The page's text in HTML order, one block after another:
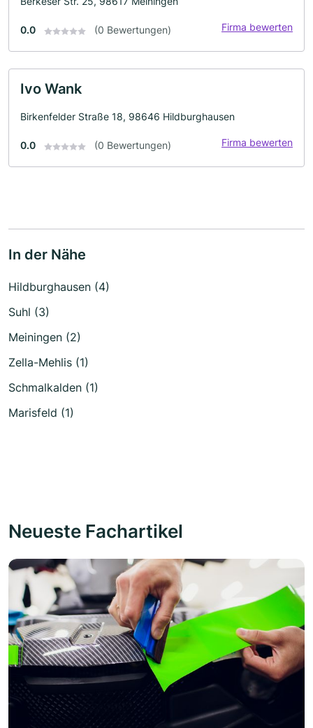
0.0 (0 Bewertungen) Firma bewerten
Ivo Wank
Birkenfelder Straße 18, 98646 Hildburghausen
0.0 (0 Bewertungen) Firma bewerten
In der Nähe
Hildburghausen (4)
Suhl (3)
Meiningen (2)
Zella-Mehlis (1)
Schmalkalden (1)
Marisfeld (1)
Neueste Fachartikel